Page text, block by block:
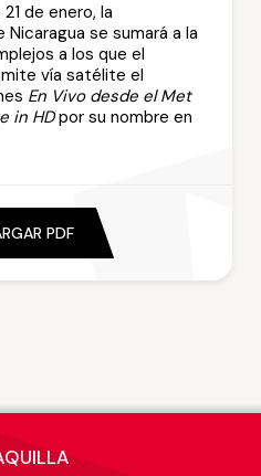
de enero, la
se sumará a la
a los que el
vía satélite el
En Vivo desde el Met
in HDpor su nombre en
PDF